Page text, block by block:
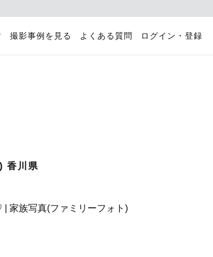
撮影事例を見る よくある質問 ログイン・登録
香川県